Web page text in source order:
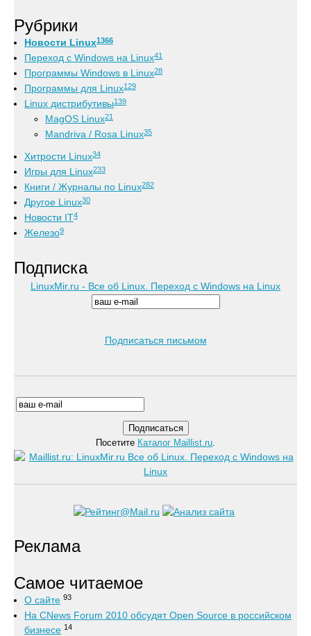
Рубрики
Новости Linux1366
Переход с Windows на Linux41
Программы Windows в Linux28
Программы для Linux129
Linux дистрибутивы139
MagOS Linux21
Mandriva / Rosa Linux35
Хитрости Linux34
Игры для Linux233
Книги / Журналы по Linux282
Другое Linux30
Новости IT4
Железо9
Подписка
LinuxMir.ru - Все об Linux. Переход с Windows на Linux
Подписаться письмом
Посетите Каталог Maillist.ru.
Реклама
Самое читаемое
О сайте 93
На CNews Forum 2010 обсудят Open Source в российском
бизнесе 14